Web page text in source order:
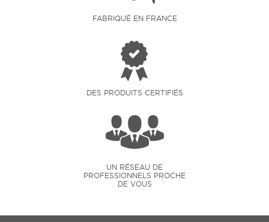
FABRIQUÉ EN FRANCE
DES PRODUITS CERTIFIÉS
UN RÉSEAU DE
PROFESSIONNELS PROCHE
DE VOUS